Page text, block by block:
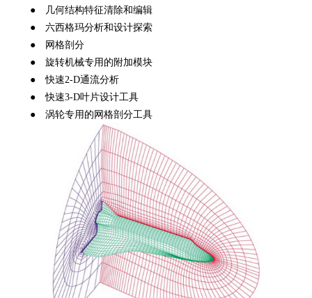
● 几何结构特征清除和编辑
● 六西格玛分析和设计探索
● 网格剖分
● 旋转机械专用的附加模块
● 快速2-D通流分析
● 快速3-D叶片设计工具
● 涡轮专用的网格剖分工具